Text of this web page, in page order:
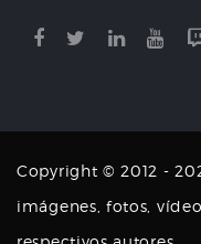
Copyright © 2012 -
imágenes, fotos,